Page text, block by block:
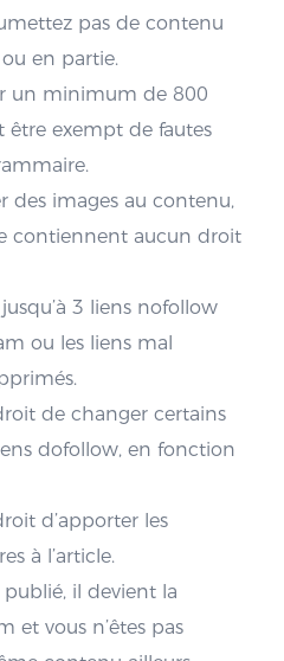
pas de contenu
en partie.
un minimum de 800
exempt de fautes
des images au contenu,
contiennent aucun droit
3 liens nofollow
ou les liens mal
de changer certains
dofollow, en fonction
d’apporter les
à l’article.
il devient la
et vous n’êtes pas